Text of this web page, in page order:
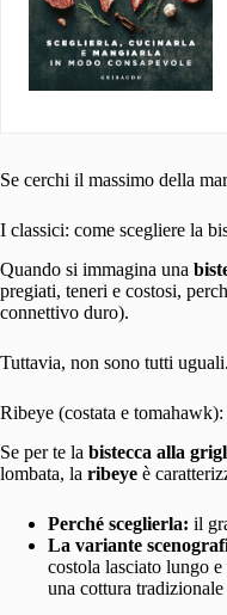
Se cerchi il massimo della
I classici: come scegliere la
Quando si immagina una
pregiati, teneri e costosi,
connettivo duro).
Tuttavia, non sono tutti
Ribeye (costata e
Se per te la bistecca alla
lombata, la ribeye è
Perché sceglierla: il
La variante
costola lasciato lungo
una cottura tradizionale